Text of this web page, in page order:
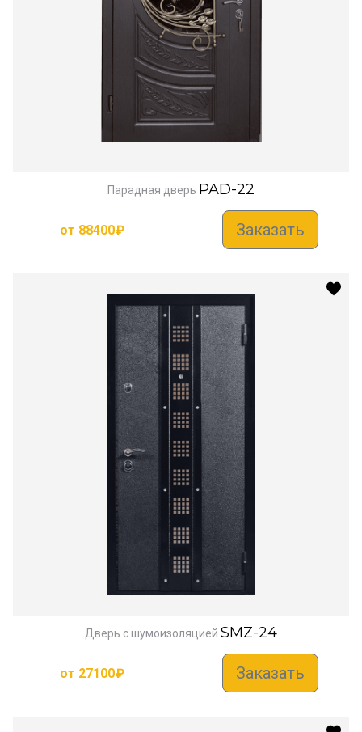
Парадная дверь PAD-22
от 88400₽ Заказать
Дверь с шумоизоляцией SMZ-24
от 27100₽ Заказать